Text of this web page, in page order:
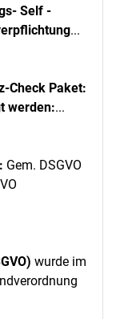
Self -
...
Check Paket:
werden:...
Gem. DSGVO
wurde im